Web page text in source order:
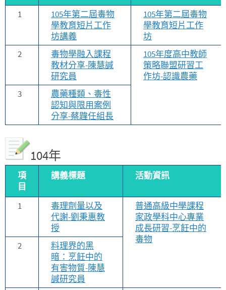
1
105年第二屆毒物
學教育短片工作
坊講義
105年第二屆毒物
學教育短片工作
坊
2
毒物學融入課程
教材分享-陳慧諴
研究員
105年度高中教師
策略聯盟研習工
作坊-認識農藥
3
農藥種類、毒性
認知與限用案例
分享-蔡韙任組長
104年
項
目
講義標題 活動資訊
1
毒理劑量以及
代謝-劉秉惠教
授
普通高級中學課程
家政學科中心專業
成長研習-烹飪中的
毒物
2
料理界的黑
暗：烹飪中的
有害物質-陳慧
諴研究員